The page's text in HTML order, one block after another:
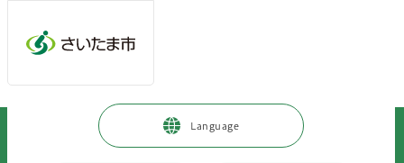
Language
市政情報 情報公開の総合的な推進
附属機関及び協議会等
附属機関及び協議会等の開催結果